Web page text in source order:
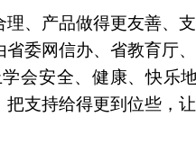
、产品做得更友善、
委网信办、省教育厅
会安全、健康、快乐
支持给得更到位些，